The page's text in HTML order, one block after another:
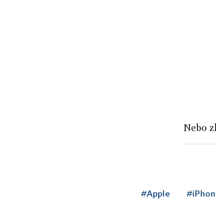
Nebo
#Apple